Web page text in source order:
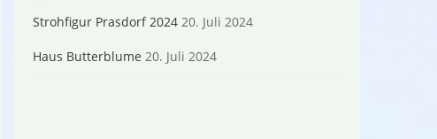
Strohfigur Prasdorf 2024 20. Juli 2024
Haus Butterblume 20. Juli 2024